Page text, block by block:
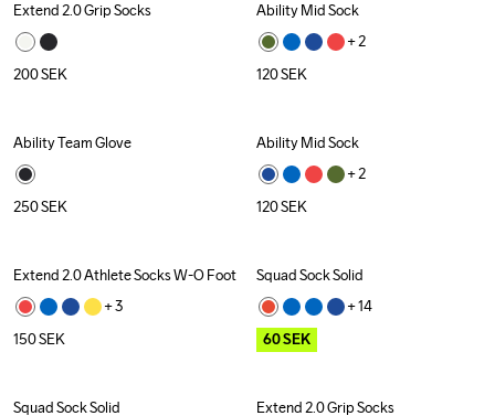
Extend 2.0 Grip Socks
200SEK
Ability Mid Sock
+ 2
120SEK
Ability Team Glove
250SEK
Ability Mid Sock
+ 2
120SEK
Extend 2.0 Athlete Socks W-O Foot
+ 3
150SEK
Outlet
Squad Sock Solid
+ 14
60SEK
Squad Sock Solid
Extend 2.0 Grip Socks